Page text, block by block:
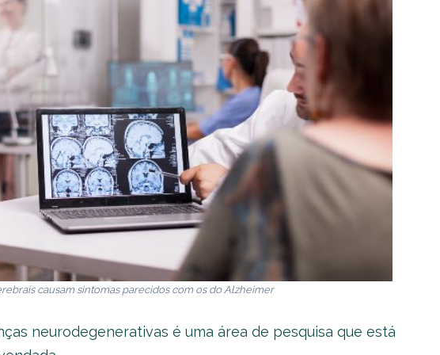
causam sintomas parecidos com os do Alzheimer
neurodegenerativas é uma área de pesquisa que está